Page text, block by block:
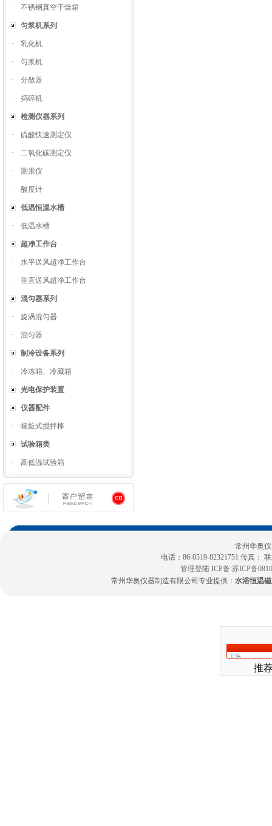
· 不锈钢真空干燥箱
匀浆机系列
· 乳化机
· 匀浆机
· 分散器
· 捣碎机
检测仪器系列
· 硫酸快速测定仪
· 二氧化碳测定仪
· 测汞仪
· 酸度计
低温恒温水槽
· 低温水槽
超净工作台
· 水平送风超净工作台
· 垂直送风超净工作台
混匀器系列
· 旋涡混匀器
· 混匀器
制冷设备系列
· 冷冻箱、冷藏箱
光电保护装置
仪器配件
· 螺旋式搅拌棒
试验箱类
· 高低温试验箱
常州华奥
电话：86-0519-82321751 传真：
管理登陆 ICP备:苏ICP备
常州华奥仪器制造有限公司专业提供： 水浴恒温
推